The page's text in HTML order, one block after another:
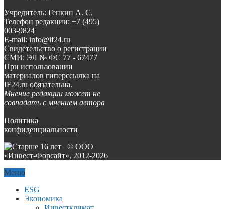
Учредитель: Генкин А. С.
Телефон редакции: +7 (495)
003-9824
E-mail: info@if24.ru
Свидетельство о регистрации
СМИ: ЭЛ № ФС 77 - 67477
При использовании
материалов гиперссылка на
IF24.ru обязательна.
Мнение редакции может не
совпадать с мнением автора
Политика
конфиденциальности
© ООО
«Инвест-Форсайт», 2012-2026
Меню
ESG
Экономика